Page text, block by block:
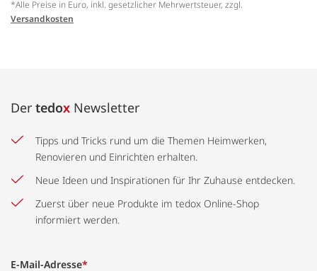
*Alle Preise in Euro, inkl. gesetzlicher Mehrwertsteuer, zzgl.
Versandkosten
Der tedox Newsletter
Tipps und Tricks rund um die Themen Heimwerken,
Renovieren und Einrichten erhalten.
Neue Ideen und Inspirationen für Ihr Zuhause entdecken.
Zuerst über neue Produkte im tedox Online-Shop
informiert werden.
E-Mail-Adresse*